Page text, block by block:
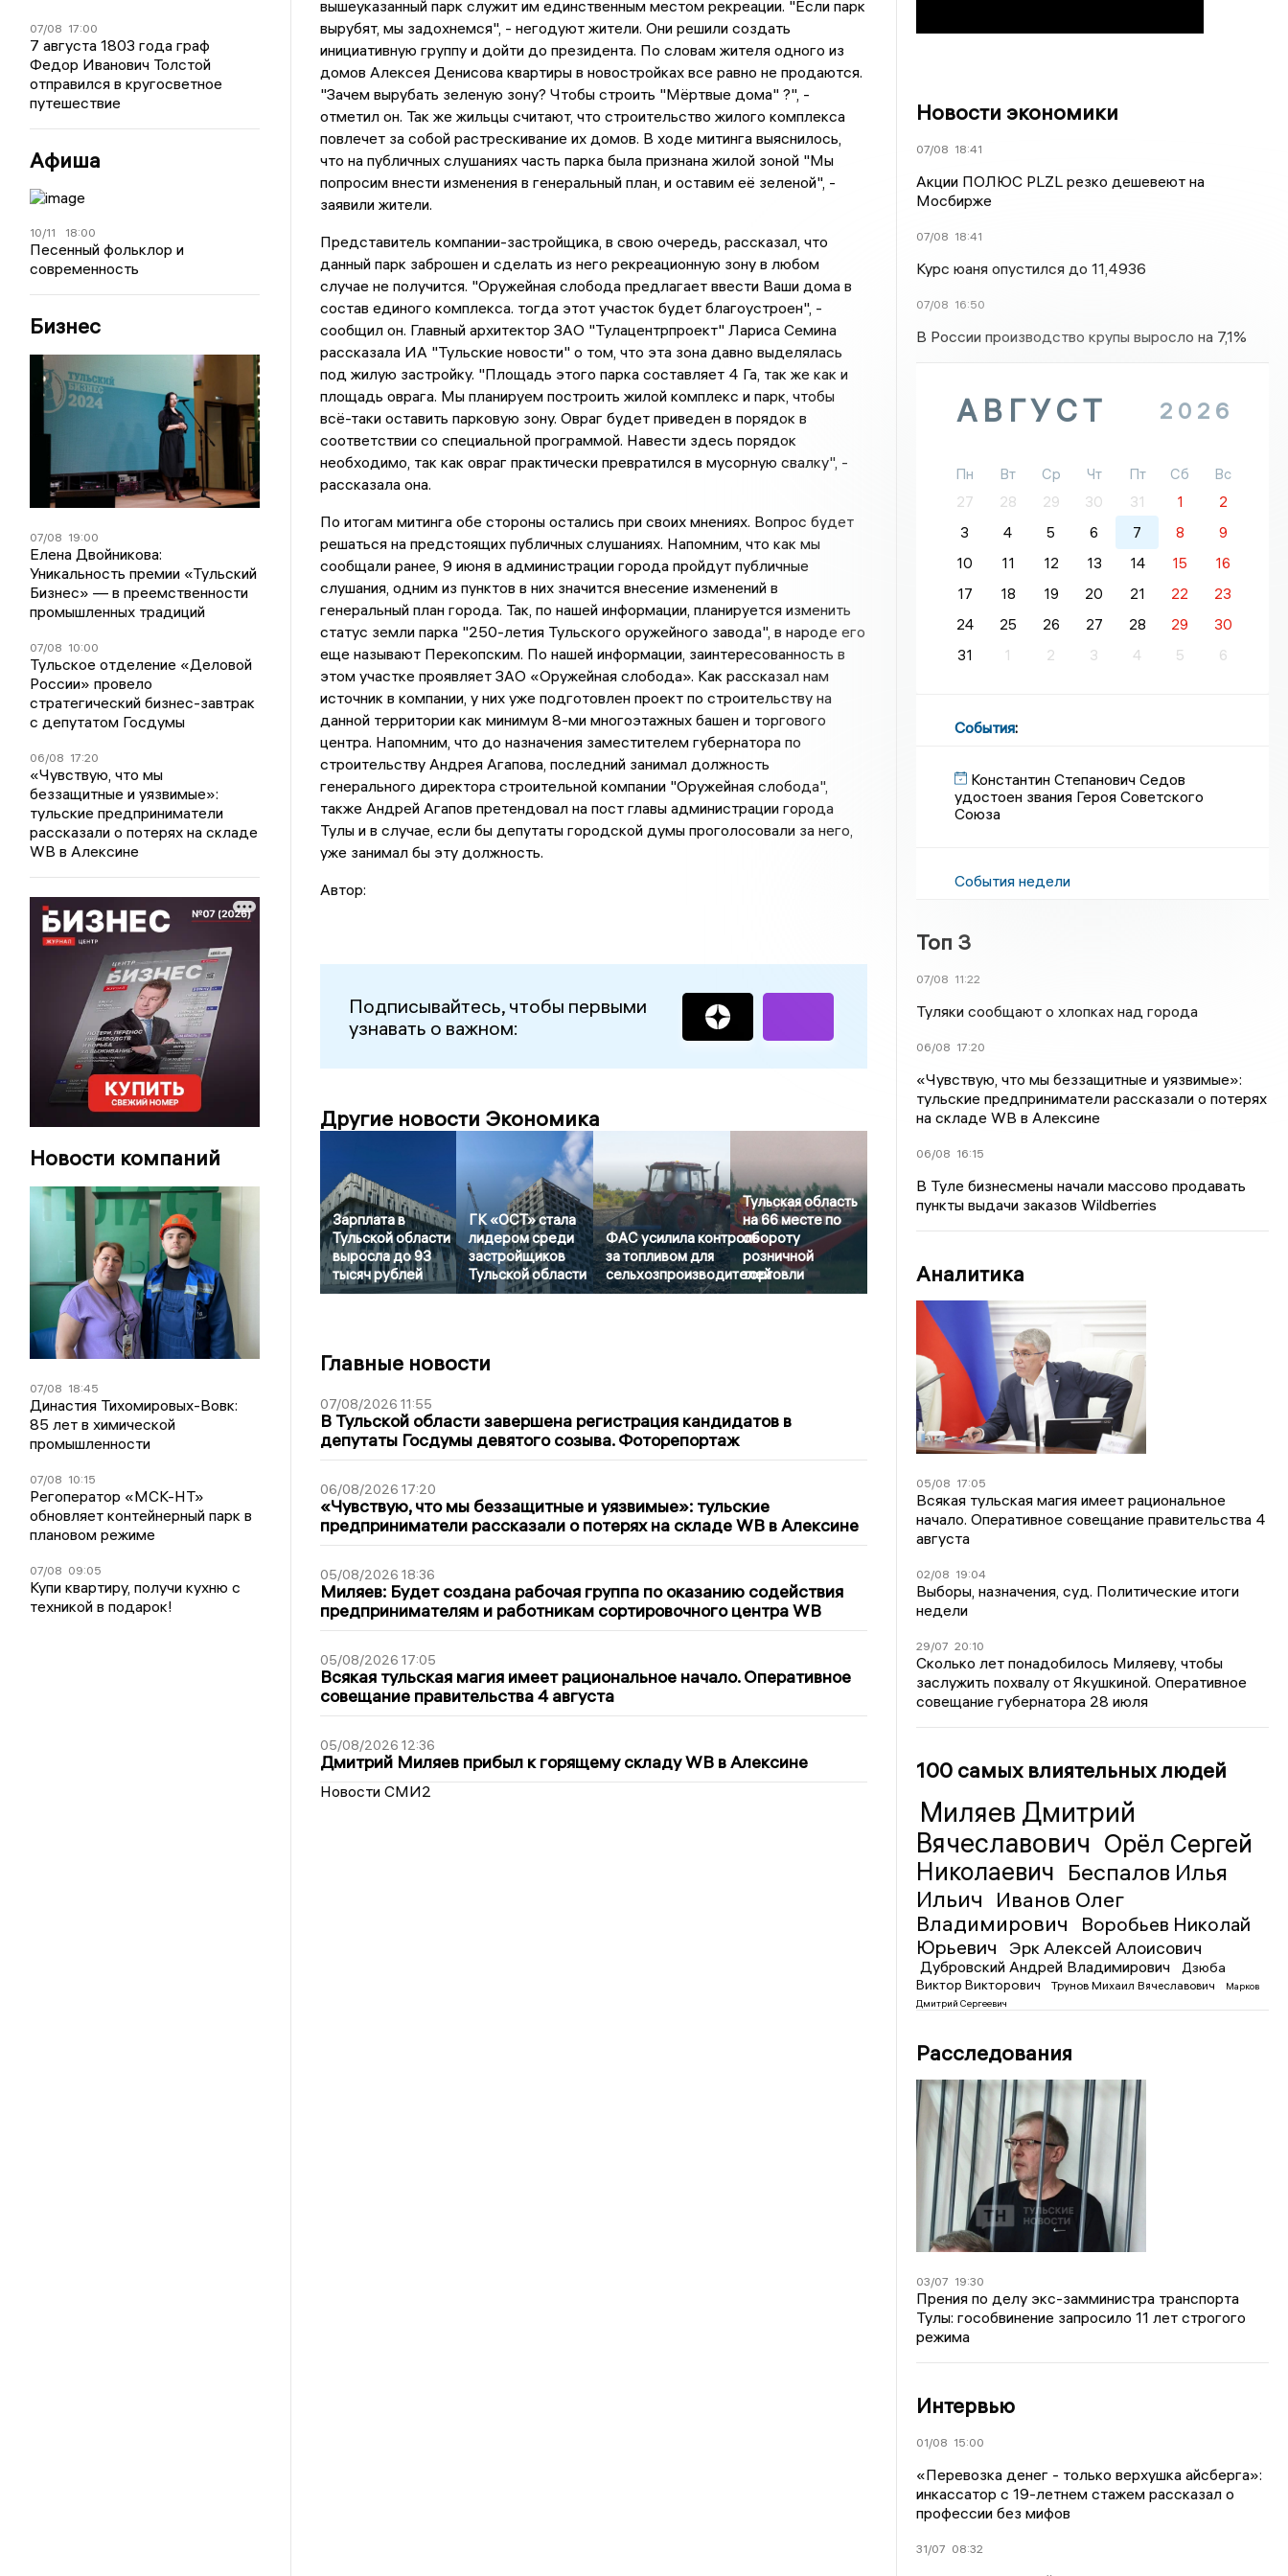
07/08 17:00
7 августа 1803 года граф
Федор Иванович Толстой
отправился в кругосветное
путешествие
Афиша
10/11 18:00
Песенный фольклор и
современность
Бизнес
07/08 19:00
Елена Двойникова:
Уникальность премии «Тульский
Бизнес» — в преемственности
промышленных традиций
07/08 10:00
Тульское отделение «Деловой
России» провело
стратегический бизнес-завтрак
с депутатом Госдумы
06/08 17:20
«Чувствую, что мы
беззащитные и уязвимые»:
тульские предприниматели
рассказали о потерях на складе
WB в Алексине
Новости компаний
07/08 18:45
Династия Тихомировых-Вовк:
85 лет в химической
промышленности
07/08 10:15
Регоператор «МСК-НТ»
обновляет контейнерный парк в
плановом режиме
07/08 09:05
Купи квартиру, получи кухню с
техникой в подарок!
вышеуказанный парк служит им единственным местом рекреации. "Если парк
вырубят, мы задохнемся", - негодуют жители. Они решили создать
инициативную группу и дойти до президента. По словам жителя одного из
домов Алексея Денисова квартиры в новостройках все равно не продаются.
"Зачем вырубать зеленую зону? Чтобы строить "Мёртвые дома" ?", -
отметил он. Так же жильцы считают, что строительство жилого комплекса
повлечет за собой растрескивание их домов. В ходе митинга выяснилось,
что на публичных слушаниях часть парка была признана жилой зоной "Мы
попросим внести изменения в генеральный план, и оставим её зеленой", -
заявили жители.
Представитель компании-застройщика, в свою очередь, рассказал, что
данный парк заброшен и сделать из него рекреационную зону в любом
случае не получится. "Оружейная слобода предлагает ввести Ваши дома в
состав единого комплекса. тогда этот участок будет благоустроен", -
сообщил он. Главный архитектор ЗАО "Тулацентрпроект" Лариса Семина
рассказала ИА "Тульские новости" о том, что эта зона давно выделялась
под жилую застройку. "Площадь этого парка составляет 4 Га, так же как и
площадь оврага. Мы планируем построить жилой комплекс и парк, чтобы
всё-таки оставить парковую зону. Овраг будет приведен в порядок в
соответствии со специальной программой. Навести здесь порядок
необходимо, так как овраг практически превратился в мусорную свалку", -
рассказала она.
По итогам митинга обе стороны остались при своих мнениях. Вопрос будет
решаться на предстоящих публичных слушаниях. Напомним, что как мы
сообщали ранее, 9 июня в администрации города пройдут публичные
слушания, одним из пунктов в них значится внесение изменений в
генеральный план города. Так, по нашей информации, планируется изменить
статус земли парка "250-летия Тульского оружейного завода", в народе его
еще называют Перекопским. По нашей информации, заинтересованность в
этом участке проявляет ЗАО «Оружейная слобода». Как рассказал нам
источник в компании, у них уже подготовлен проект по строительству на
данной территории как минимум 8-ми многоэтажных башен и торгового
центра. Напомним, что до назначения заместителем губернатора по
строительству Андрея Агапова, последний занимал должность
генерального директора строительной компании "Оружейная слобода",
также Андрей Агапов претендовал на пост главы администрации города
Тулы и в случае, если бы депутаты городской думы проголосовали за него,
уже занимал бы эту должность.
Автор:
Подписывайтесь, чтобы первыми
узнавать о важном:
Другие новости Экономика
Зарплата в
Тульской области
выросла до 93
тысяч рублей
ГК «ОСТ» стала
лидером среди
застройщиков
Тульской области
ФАС усилила контроль
за топливом для
сельхозпроизводителей
Тульская область
на 66 месте по
обороту
розничной
торговли
Главные новости
07/08/2026 11:55
В Тульской области завершена регистрация кандидатов в
депутаты Госдумы девятого созыва. Фоторепортаж
06/08/2026 17:20
«Чувствую, что мы беззащитные и уязвимые»: тульские
предприниматели рассказали о потерях на складе WB в Алексине
05/08/2026 18:36
Миляев: Будет создана рабочая группа по оказанию содействия
предпринимателям и работникам сортировочного центра WB
05/08/2026 17:05
Всякая тульская магия имеет рациональное начало. Оперативное
совещание правительства 4 августа
05/08/2026 12:36
Дмитрий Миляев прибыл к горящему складу WB в Алексине
Новости СМИ2
Новости экономики
07/08 18:41
Акции ПОЛЮС PLZL резко дешевеют на
Мосбирже
07/08 18:41
Курс юаня опустился до 11,4936
07/08 16:50
В России производство крупы выросло на 7,1%
АВГУСТ 2026
Пн Вт Ср Чт Пт Сб
Вс
27
28 29 30 31 1
2
3
4 5 6 7 8
9
10
11 12 13 14 15
16
17
18 19 20 21 22
23
24
25 26 27 28 29
30
31
1 2 3 4 5 6
События:
Константин Степанович Седов
удостоен звания Героя Советского
Союза
События недели
Топ 3
07/08 11:22
Туляки сообщают о хлопках над города
06/08 17:20
«Чувствую, что мы беззащитные и уязвимые»:
тульские предприниматели рассказали о потерях
на складе WB в Алексине
06/08 16:15
В Туле бизнесмены начали массово продавать
пункты выдачи заказов Wildberries
Аналитика
05/08 17:05
Всякая тульская магия имеет рациональное
начало. Оперативное совещание правительства 4
августа
02/08 19:04
Выборы, назначения, суд. Политические итоги
недели
29/07 20:10
Сколько лет понадобилось Миляеву, чтобы
заслужить похвалу от Якушкиной. Оперативное
совещание губернатора 28 июля
100 самых влиятельных людей
Миляев Дмитрий
Вячеславович Орёл Сергей
Николаевич Беспалов Илья
Ильич
Иванов Олег
Владимирович
Воробьев Николай
Юрьевич
Эрк Алексей Алоисович
Дубровский Андрей Владимирович
Дзюба
Виктор Викторович
Трунов Михаил Вячеславович
Марков
Дмитрий Сергеевич
Расследования
03/07 19:30
Прения по делу экс-замминистра транспорта
Тулы: гособвинение запросило 11 лет строгого
режима
Интервью
01/08 15:00
«Перевозка денег - только верхушка айсберга»:
инкассатор с 19-летнем стажем рассказал о
профессии без мифов
31/07 08:32